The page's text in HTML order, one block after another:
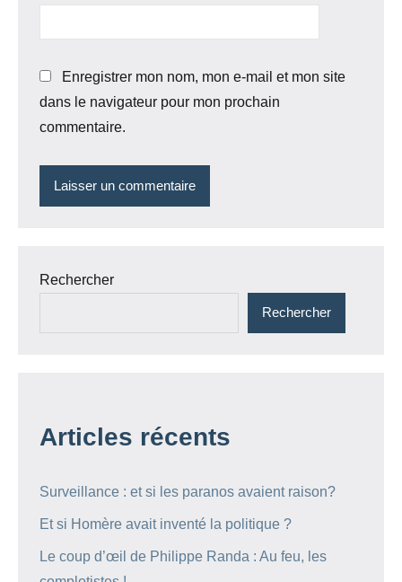
Enregistrer mon nom, mon e-mail et mon site
dans le navigateur pour mon prochain
commentaire.
Rechercher
Rechercher
Articles récents
Surveillance : et si les paranos avaient raison?
Et si Homère avait inventé la politique ?
Le coup d’œil de Philippe Randa : Au feu, les